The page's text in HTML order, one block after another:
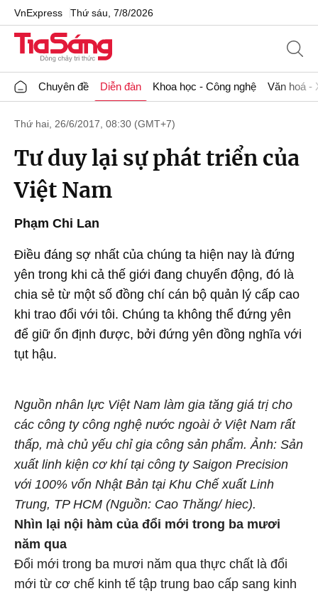
VnExpress Thứ sáu, 7/8/2026
Chuyên đề Diễn đàn Khoa học - Công nghệ Văn hoá -
Thứ hai, 26/6/2017, 08:30 (GMT+7)
Tư duy lại sự phát triển của
Việt Nam
Phạm Chi Lan
Điều đáng sợ nhất của chúng ta hiện nay là đứng
yên trong khi cả thế giới đang chuyển động, đó là
chia sẻ từ một số đồng chí cán bộ quản lý cấp cao
khi trao đổi với tôi. Chúng ta không thể đứng yên
để giữ ổn định được, bởi đứng yên đồng nghĩa với
tụt hậu.
Nguồn nhân lực Việt Nam làm gia tăng giá trị cho
các công ty công nghệ nước ngoài ở Việt Nam rất
thấp, mà chủ yếu chỉ gia công sản phẩm. Ảnh: Sản
xuất linh kiện cơ khí tại công ty Saigon Precision
với 100% vốn Nhật Bản tại Khu Chế xuất Linh
Trung, TP HCM (Nguồn: Cao Thăng/ hiec).
Nhìn lại nội hàm của đổi mới trong ba mươi
năm qua
Đổi mới trong ba mươi năm qua thực chất là đổi
mới từ cơ chế kinh tế tập trung bao cấp sang kinh